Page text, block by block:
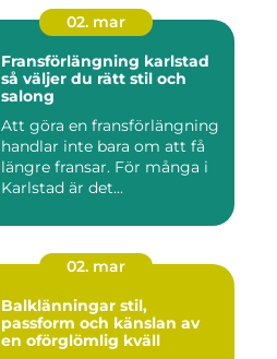
02. mar
Fransförlängning karlstad
så väljer du rätt stil och
salong
Att göra en fransförlängning
handlar inte bara om att få
längre fransar. För många i
Karlstad är det...
02. mar
Balklänningar stil,
passform och känslan av
en oförglömlig kväll